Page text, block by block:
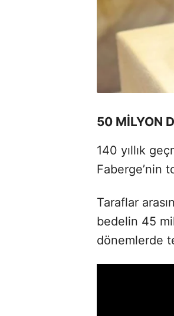
50 MİLYON
140 yıllık
Faberge’nin
Taraflar
bedelin 45
dönemlerde